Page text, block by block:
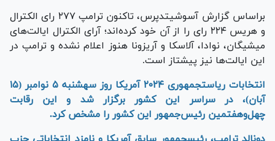
براساس گزارش آسوشیتدپرس، تاکنون ترامپ ۲۷۷ رای الکترال
و هریس ۲۲۴ رای را از آن خود کرده‌اند؛ آرای الکترال ایالت‌های
میشیگان، نوادا، آلاسکا و آریزونا هنوز اعلام نشده و ترامپ در
این ایالت‌ها نیز پیشتاز است.
انتخابات ریاست‎جمهوری ۲۰۲۴ آمریکا روز سه‎شنبه ۵ نوامبر (۱۵
آبان)، در سراسر این کشور برگزار شد و این رقابت
چهل‌وهفتمین رئیس‌جمهور این کشور را مشخص کرد.